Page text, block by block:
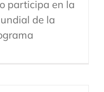
participa en la
de la